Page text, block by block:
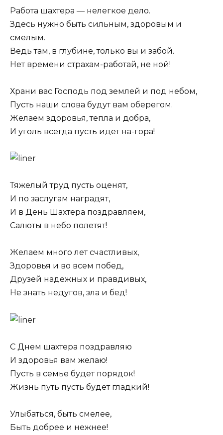
Работа шахтера — нелегкое дело.
Здесь нужно быть сильным, здоровым и
смелым.
Ведь там, в глубине, только вы и забой.
Нет времени страхам-работай, не ной!
Храни вас Господь под землей и под небом,
Пусть наши слова будут вам оберегом.
Желаем здоровья, тепла и добра,
И уголь всегда пусть идет на-гора!
Тяжелый труд пусть оценят,
И по заслугам наградят,
И в День Шахтера поздравляем,
Салюты в небо полетят!
Желаем много лет счастливых,
Здоровья и во всем побед,
Друзей надежных и правдивых,
Не знать недугов, зла и бед!
С Днем шахтера поздравляю
И здоровья вам желаю!
Пусть в семье будет порядок!
Жизнь путь пусть будет гладкий!
Улыбаться, быть смелее,
Быть добрее и нежнее!